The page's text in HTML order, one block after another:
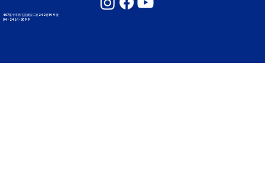
407臺中市西屯區國安二路242巷199號
04 - 2461 - 3099